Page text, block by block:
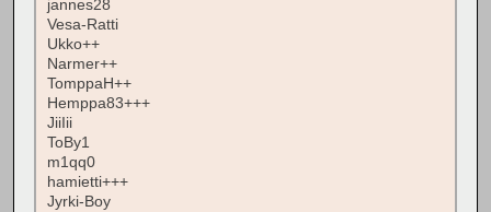
jannes28
Vesa-Ratti
Ukko++
Narmer++
TomppaH++
Hemppa83+++
JiiIii
ToBy1
m1qq0
hamietti+++
Jyrki-Boy